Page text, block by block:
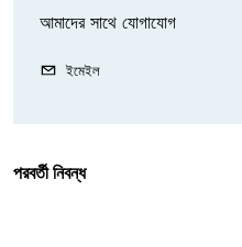
আমাদের সাথে যোগাযোগ
ইমেইল
পরবর্তী নিবন্ধ